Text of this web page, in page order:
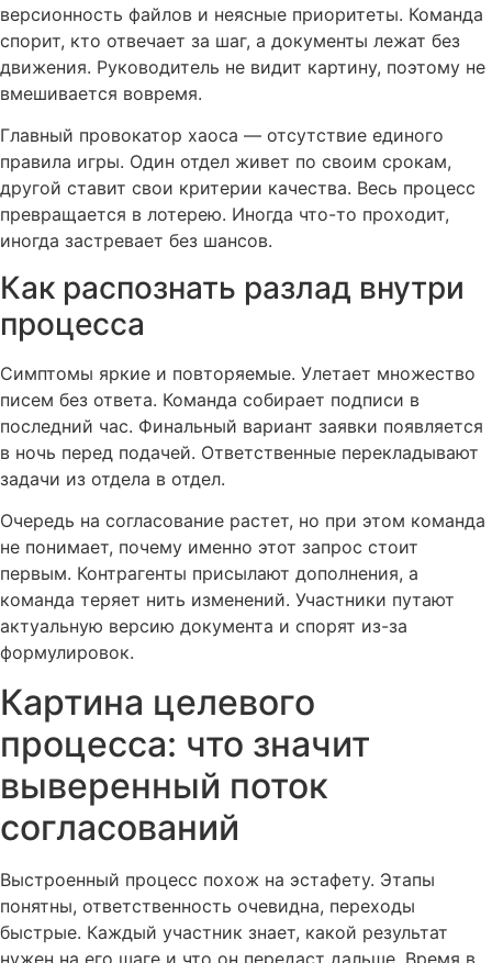
версионность файлов и неясные приоритеты. Команда
спорит, кто отвечает за шаг, а документы лежат без
движения. Руководитель не видит картину, поэтому не
вмешивается вовремя.
Главный провокатор хаоса — отсутствие единого
правила игры. Один отдел живет по своим срокам,
другой ставит свои критерии качества. Весь процесс
превращается в лотерею. Иногда что-то проходит,
иногда застревает без шансов.
Как распознать разлад внутри
процесса
Симптомы яркие и повторяемые. Улетает множество
писем без ответа. Команда собирает подписи в
последний час. Финальный вариант заявки появляется
в ночь перед подачей. Ответственные перекладывают
задачи из отдела в отдел.
Очередь на согласование растет, но при этом команда
не понимает, почему именно этот запрос стоит
первым. Контрагенты присылают дополнения, а
команда теряет нить изменений. Участники путают
актуальную версию документа и спорят из-за
формулировок.
Картина целевого
процесса: что значит
выверенный поток
согласований
Выстроенный процесс похож на эстафету. Этапы
понятны, ответственность очевидна, переходы
быстрые. Каждый участник знает, какой результат
нужен на его шаге и что он передаст дальше. Время в